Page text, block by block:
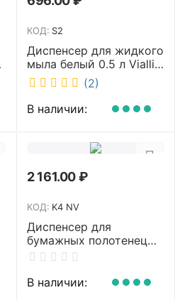
КОД: S2
Диспенсер для жидкого
мыла белый 0.5 л Vialli
S2
(2)
В наличии:
2 161.00₽
КОД: K4 NV
Диспенсер для
бумажных полотенец
NV белый K4 NV
В наличии: